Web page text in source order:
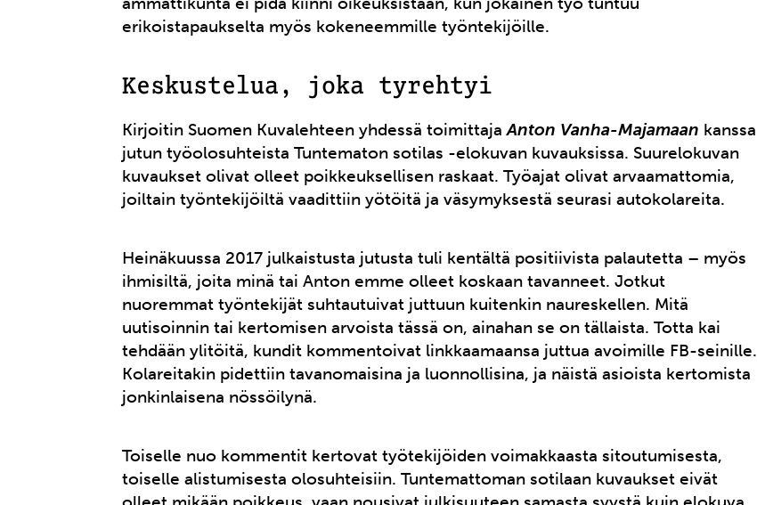
erikoistapaukselta myös kokeneemmille työntekijöille.
Keskustelua, joka tyrehtyi
Kirjoitin Suomen Kuvalehteen yhdessä toimittajaAnton Vanha-Majamaan kanssa
jutun työolosuhteista Tuntematon sotilas -elokuvan kuvauksissa. Suurelokuvan
kuvaukset olivat olleet poikkeuksellisen raskaat. Työajat olivat arvaamattomia,
joiltain työntekijöiltä vaadittiin yötöitä ja väsymyksestä seurasi autokolareita.
Heinäkuussa 2017 julkaistusta jutusta tuli kentältä positiivista palautetta – myös
ihmisiltä, joita minä tai Anton emme olleet koskaan tavanneet. Jotkut
nuoremmat työntekijät suhtautuivat juttuun kuitenkin naureskellen. Mitä
uutisoinnin tai kertomisen arvoista tässä on, ainahan se on tällaista. Totta kai
tehdään ylitöitä, kundit kommentoivat linkkaamaansa juttua avoimille FB-seinille.
Kolareitakin pidettiin tavanomaisina ja luonnollisina, ja näistä asioista kertomista
jonkinlaisena nössöilynä.
Toiselle nuo kommentit kertovat työtekijöiden voimakkaasta sitoutumisesta,
toiselle alistumisesta olosuhteisiin. Tuntemattoman sotilaan kuvaukset eivät